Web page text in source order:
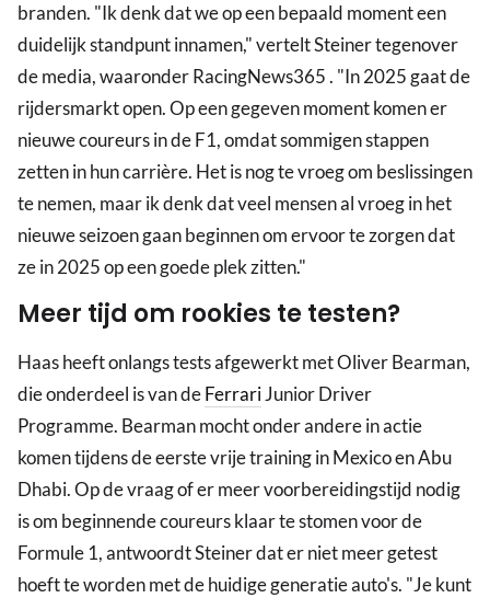
branden. "Ik denk dat we op een bepaald moment een
duidelijk standpunt innamen," vertelt Steiner tegenover
de media, waaronder RacingNews365 . "In 2025 gaat de
rijdersmarkt open. Op een gegeven moment komen er
nieuwe coureurs in de F1, omdat sommigen stappen
zetten in hun carrière. Het is nog te vroeg om beslissingen
te nemen, maar ik denk dat veel mensen al vroeg in het
nieuwe seizoen gaan beginnen om ervoor te zorgen dat
ze in 2025 op een goede plek zitten."
Meer tijd om rookies te testen?
Haas heeft onlangs tests afgewerkt met Oliver Bearman,
die onderdeel is van deFerrariJunior Driver
Programme. Bearman mocht onder andere in actie
komen tijdens de eerste vrije training in Mexico en Abu
Dhabi. Op de vraag of er meer voorbereidingstijd nodig
is om beginnende coureurs klaar te stomen voor de
Formule 1, antwoordt Steiner dat er niet meer getest
hoeft te worden met de huidige generatie auto's. "Je kunt